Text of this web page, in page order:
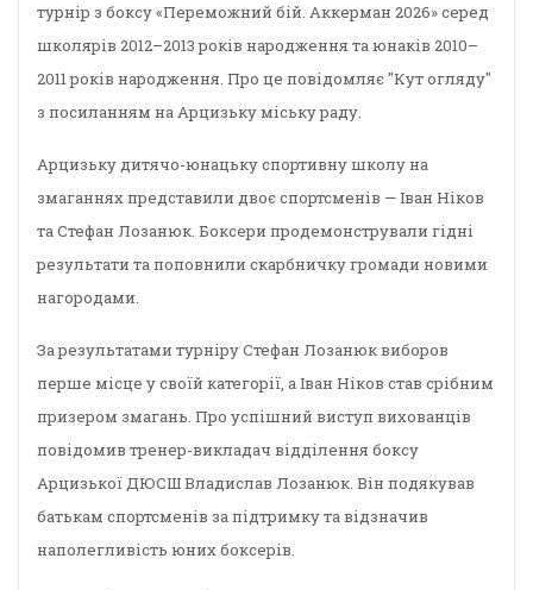
турнір з боксу «Переможний бій. Аккерман 2026» серед
школярів 2012–2013 років народження та юнаків 2010–
2011 років народження. Про це повідомляє "Кут огляду"
з посиланням на Арцизьку міську раду.
Арцизьку дитячо-юнацьку спортивну школу на
змаганнях представили двоє спортсменів — Іван Ніков
та Стефан Лозанюк. Боксери продемонстрували гідні
результати та поповнили скарбничку громади новими
нагородами.
За результатами турніру Стефан Лозанюк виборов
перше місце у своїй категорії, а Іван Ніков став срібним
призером змагань. Про успішний виступ вихованців
повідомив тренер-викладач відділення боксу
Арцизької ДЮСШ Владислав Лозанюк. Він подякував
батькам спортсменів за підтримку та відзначив
наполегливість юних боксерів.